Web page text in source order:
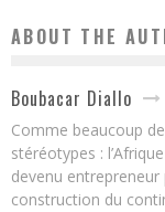
ABOUT THE
Boubacar Diallo
Comme beaucoup
stéréotypes :
devenu
construction du